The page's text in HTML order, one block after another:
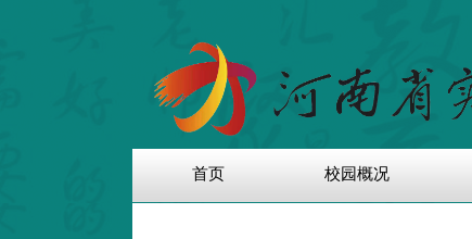
首页 校园概况